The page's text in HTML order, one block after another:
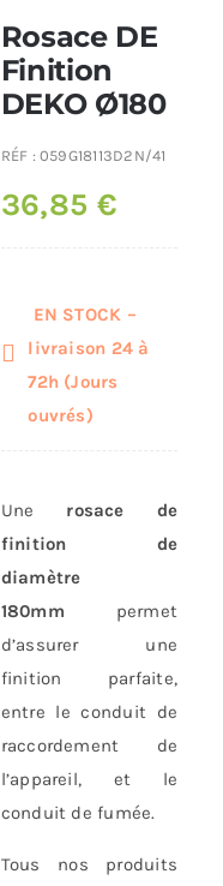
Rosace DE
Finition
DEKO Ø180
RÉF :059G18113D2N/41
36,85€
EN STOCK –
livraison 24 à
72h (Jours
ouvrés)
Une rosace de
finition de
diamètre
180mm permet
d’assurer une
finition parfaite,
entre le conduit de
raccordement de
l’appareil, et le
conduit de fumée.
Tous nos produits